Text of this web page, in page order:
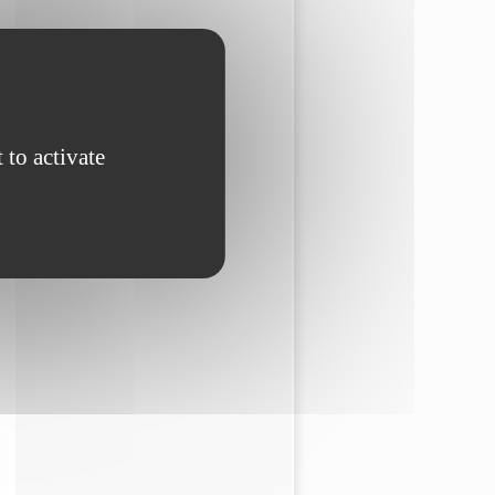
to activate